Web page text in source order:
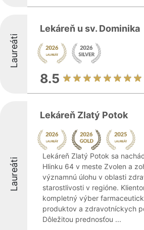
Laureáti
Lekáreň u sv. Dominika
8.5
Laureáti
Lekáreň Zlatý Potok
Lekáreň Zlatý Potok sa
Hlinku 64 v meste Zvolen a
významnú úlohu v oblasti
starostlivosti v regióne.
kompletný výber
produktov a zdravotníckych
Dôležitou prednosťou ...